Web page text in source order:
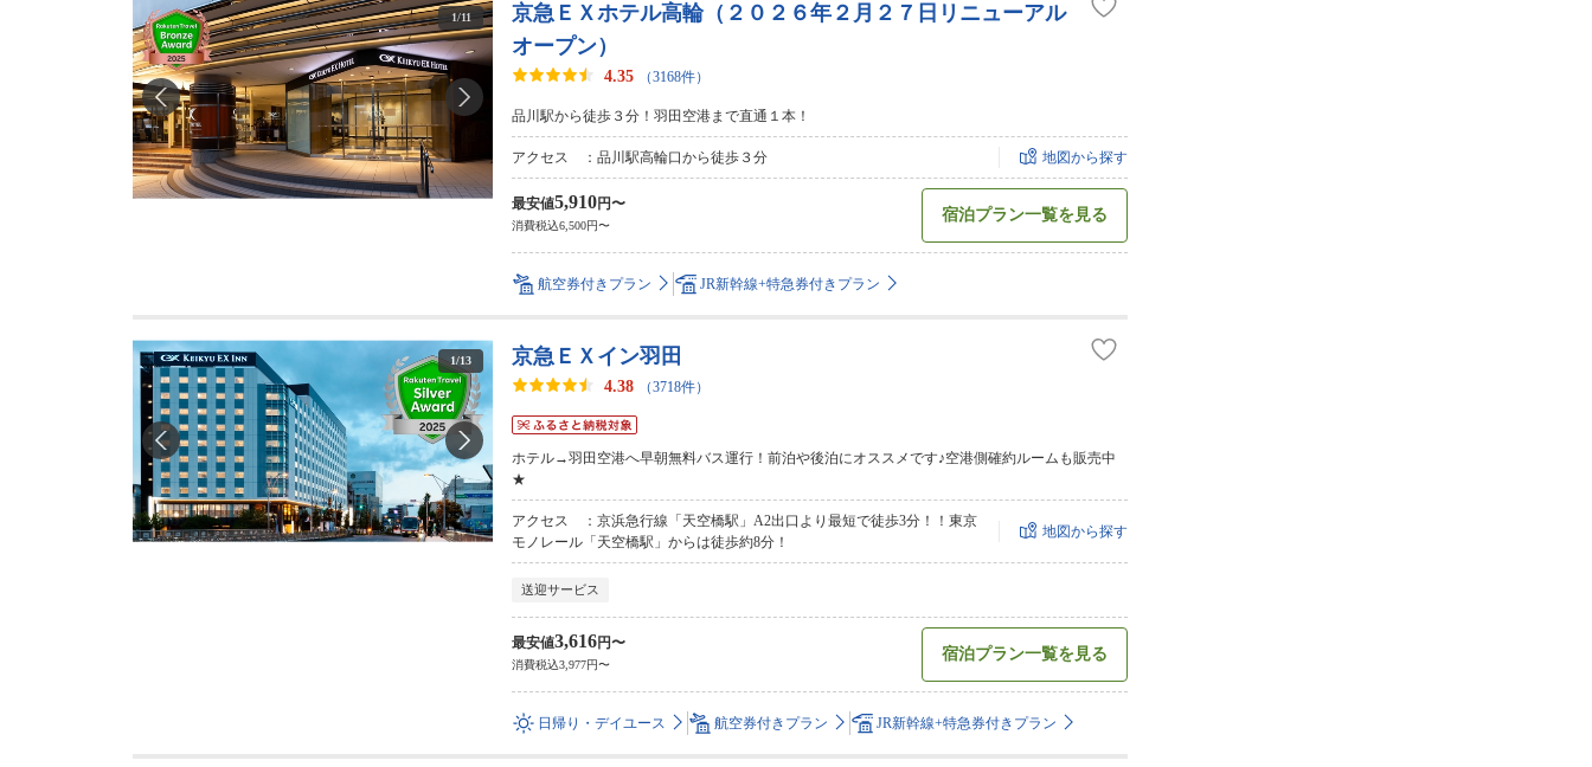
1/11
京急ＥＸホテル高輪（２０２６年２月２７日リニューアル
オープン）
4.35 （3168件）
品川駅から徒歩３分！羽田空港まで直通１本！
アクセス ：品川駅高輪口から徒歩３分 地図から探す
最安値5,910円〜
消費税込6,500円〜
宿泊プラン一覧を見る
航空券付きプラン JR新幹線+特急券付きプラン
1/13 京急ＥＸイン羽田
4.38 （3718件）
ホテル→羽田空港へ早朝無料バス運行！前泊や後泊にオススメです♪空港側確約ルームも販売中
★
アクセス ：京浜急行線「天空橋駅」A2出口より最短で徒歩3分！！東京
モノレール「天空橋駅」からは徒歩約8分！
地図から探す
送迎サービス
最安値3,616円〜
消費税込3,977円〜
宿泊プラン一覧を見る
日帰り・デイユース 航空券付きプラン JR新幹線+特急券付きプラン